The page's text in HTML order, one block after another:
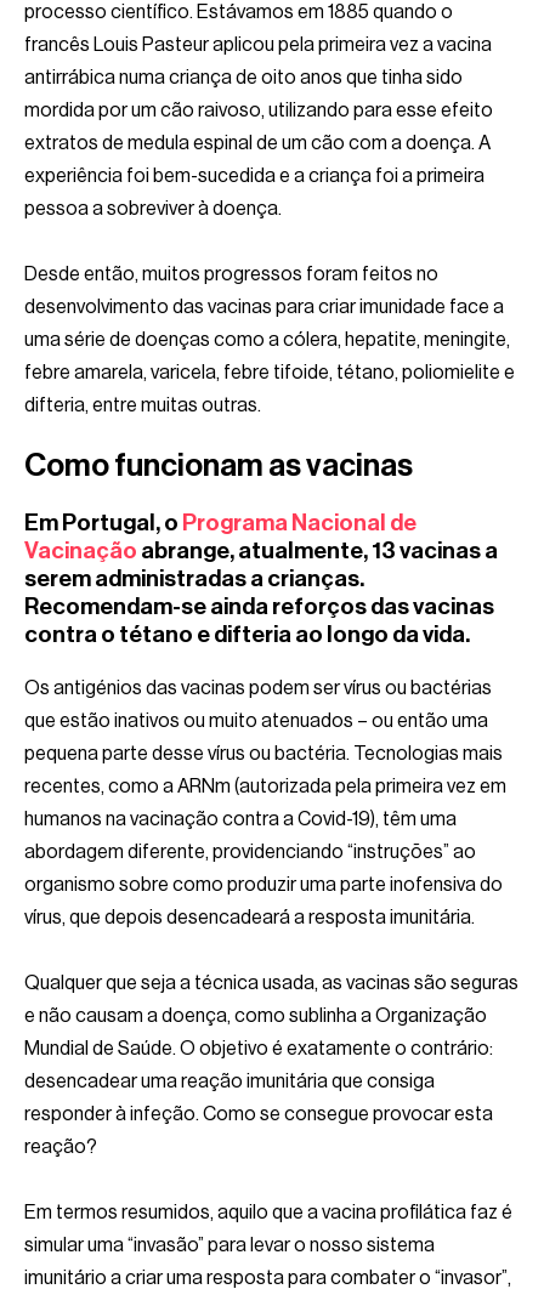
processo científico. Estávamos em 1885 quando o
francês Louis Pasteur aplicou pela primeira vez a vacina
antirrábica numa criança de oito anos que tinha sido
mordida por um cão raivoso, utilizando para esse efeito
extratos de medula espinal de um cão com a doença. A
experiência foi bem-sucedida e a criança foi a primeira
pessoa a sobreviver à doença.
Desde então, muitos progressos foram feitos no
desenvolvimento das vacinas para criar imunidade face a
uma série de doenças como a cólera, hepatite, meningite,
febre amarela, varicela, febre tifoide, tétano, poliomielite e
difteria, entre muitas outras.
Como funcionam as vacinas
Em Portugal, o Programa Nacional de
Vacinação abrange, atualmente, 13 vacinas a
serem administradas a crianças.
Recomendam-se ainda reforços das vacinas
contra o tétano e difteria ao longo da vida.
Os antigénios das vacinas podem ser vírus ou bactérias
que estão inativos ou muito atenuados – ou então uma
pequena parte desse vírus ou bactéria. Tecnologias mais
recentes, como a ARNm (autorizada pela primeira vez em
humanos na vacinação contra a Covid-19), têm uma
abordagem diferente, providenciando “instruções” ao
organismo sobre como produzir uma parte inofensiva do
vírus, que depois desencadeará a resposta imunitária.
Qualquer que seja a técnica usada, as vacinas são seguras
e não causam a doença, como sublinha a Organização
Mundial de Saúde. O objetivo é exatamente o contrário:
desencadear uma reação imunitária que consiga
responder à infeção. Como se consegue provocar esta
reação?
Em termos resumidos, aquilo que a vacina profilática faz é
simular uma “invasão” para levar o nosso sistema
imunitário a criar uma resposta para combater o “invasor”,